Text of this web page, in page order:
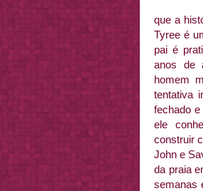
que a
Tyree é
pai é
anos de
homem
tentativa
fechado
ele
construir
John e
da praia
semanas